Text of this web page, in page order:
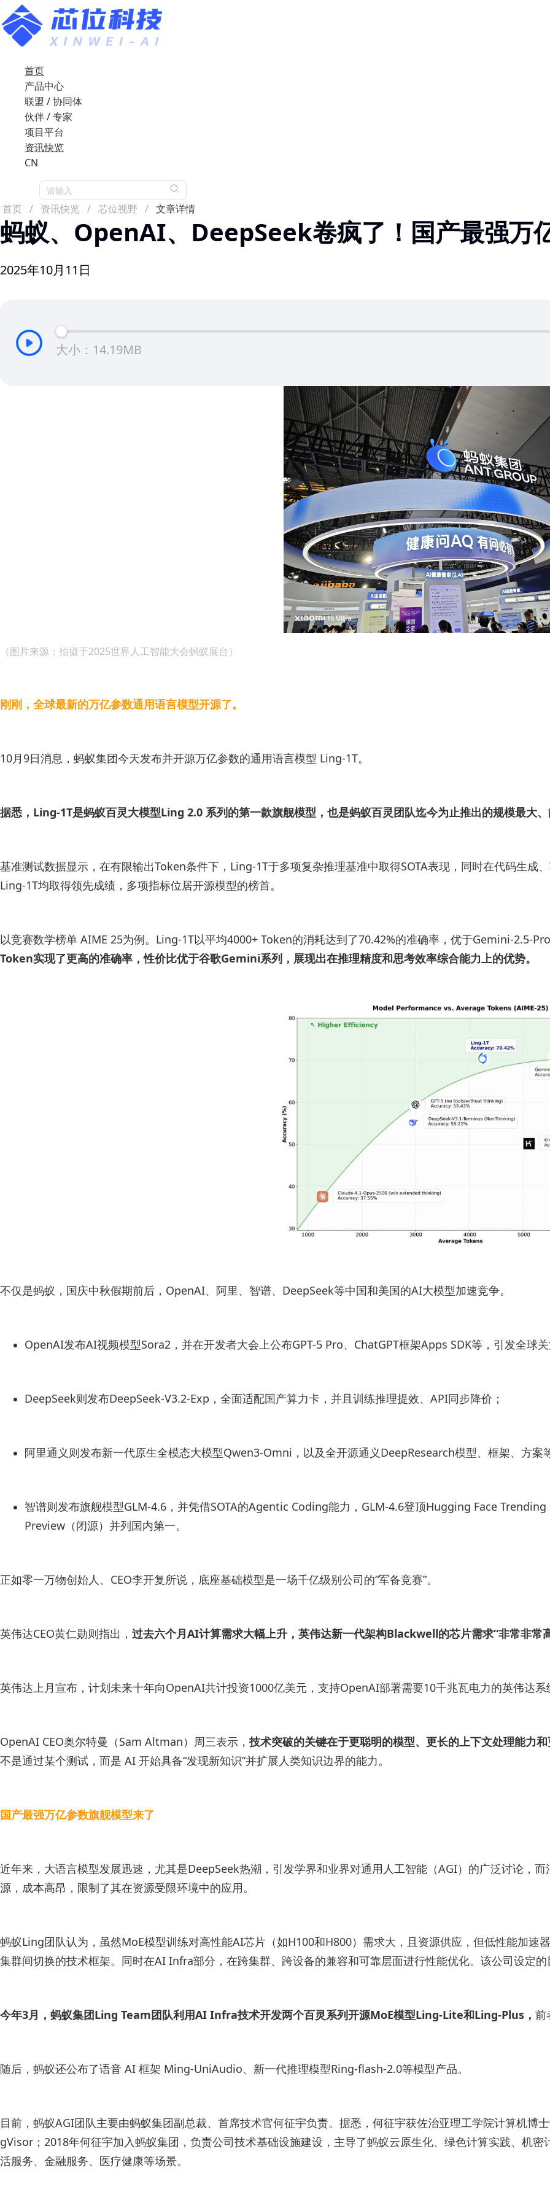
首页
产品中心
联盟 / 协同体
伙伴 / 专家
项目平台
资讯快览
CN
请输入
首页 / 资讯快览 / 芯位视野 / 文章详情
蚂蚁、OpenAI、DeepSeek卷疯了！国产最强万
2025年10月11日
大小：14.19MB
（图片来源：拍摄于2025世界人工智能大会蚂蚁展台）
刚刚，全球最新的万亿参数通用语言模型开源了。
10月9日消息，蚂蚁集团今天发布并开源万亿参数的通用语言模型 Ling-1T。
据悉，Ling-1T是蚂蚁百灵大模型Ling 2.0 系列的第一款旗舰模型，也是蚂蚁百灵团队迄今为止推出的规模最大
基准测试数据显示，在有限输出Token条件下，Ling-1T于多项复杂推理基准中取得SOTA表现，同时在代码生
Ling-1T均取得领先成绩，多项指标位居开源模型的榜首。
以竞赛数学榜单 AIME 25为例。Ling-1T以平均4000+ Token的消耗达到了70.42%的准确率，优于Gemini-2.5-
Token实现了更高的准确率，性价比优于谷歌Gemini系列，展现出在推理精度和思考效率综合能力上的优势。
不仅是蚂蚁，国庆中秋假期前后，OpenAI、阿里、智谱、DeepSeek等中国和美国的AI大模型加速竞争。
OpenAI发布AI视频模型Sora2，并在开发者大会上公布GPT-5 Pro、ChatGPT框架Apps SDK等，引发全球
DeepSeek则发布DeepSeek-V3.2-Exp，全面适配国产算力卡，并且训练推理提效、API同步降价；
阿里通义则发布新一代原生全模态大模型Qwen3-Omni，以及全开源通义DeepResearch模型、框架、方案
智谱则发布旗舰模型GLM-4.6，并凭借SOTA的Agentic Coding能力，GLM-4.6登顶Hugging Face
Preview（闭源）并列国内第⼀。
正如零一万物创始人、CEO李开复所说，底座基础模型是一场千亿级别公司的“军备竞赛”。
英伟达CEO黄仁勋则指出， 过去六个月AI计算需求大幅上升，英伟达新一代架构Blackwell的芯片需求“非常非常
英伟达上月宣布，计划未来十年向OpenAI共计投资1000亿美元，支持OpenAI部署需要10千兆瓦电力的英伟达
OpenAI CEO奥尔特曼（Sam Altman）周三表示， 技术突破的关键在于更聪明的模型、更长的上下文处理能力
不是通过某个测试，而是 AI 开始具备“发现新知识”并扩展人类知识边界的能力。
国产最强万亿参数旗舰模型来了
近年来，大语言模型发展迅速，尤其是DeepSeek热潮，引发学界和业界对通用人工智能（AGI）的广泛讨论，
源，成本高昂，限制了其在资源受限环境中的应用。
蚂蚁Ling团队认为，虽然MoE模型训练对高性能AI芯片（如H100和H800）需求大，且资源供应，但低性能加
集群间切换的技术框架。同时在AI Infra部分，在跨集群、跨设备的兼容和可靠层面进行性能优化。该公司设定的
今年3月，蚂蚁集团Ling Team团队利用AI Infra技术开发两个百灵系列开源MoE模型Ling-Lite和Ling-Plus， 前
随后，蚂蚁还公布了语音 AI 框架 Ming‑UniAudio、新一代推理模型Ring-flash-2.0等模型产品。
目前，蚂蚁AGI团队主要由蚂蚁集团副总裁、首席技术官何征宇负责。据悉，何征宇获佐治亚理工学院计算机博
gVisor；2018年何征宇加入蚂蚁集团，负责公司技术基础设施建设，主导了蚂蚁云原生化、绿色计算实践、机
活服务、金融服务、医疗健康等场景。